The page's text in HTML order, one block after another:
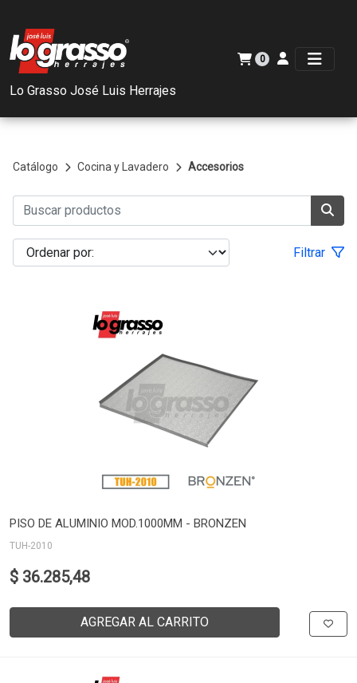
Lo Grasso José Luis Herrajes
0
Catálogo Cocina y Lavadero Accesorios
Filtrar
PISO DE ALUMINIO MOD.1000MM - BRONZEN
TUH-2010
$ 36.285,48
AGREGAR AL CARRITO